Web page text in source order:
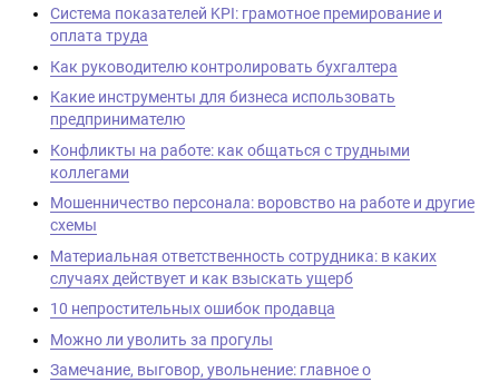
Система показателей KPI: грамотное премирование и
оплата труда
Как руководителю контролировать бухгалтера
Какие инструменты для бизнеса использовать
предпринимателю
Конфликты на работе: как общаться с трудными
коллегами
Мошенничество персонала: воровство на работе и другие
схемы
Материальная ответственность сотрудника: в каких
случаях действует и как взыскать ущерб
10 непростительных ошибок продавца
Можно ли уволить за прогулы
Замечание, выговор, увольнение: главное о